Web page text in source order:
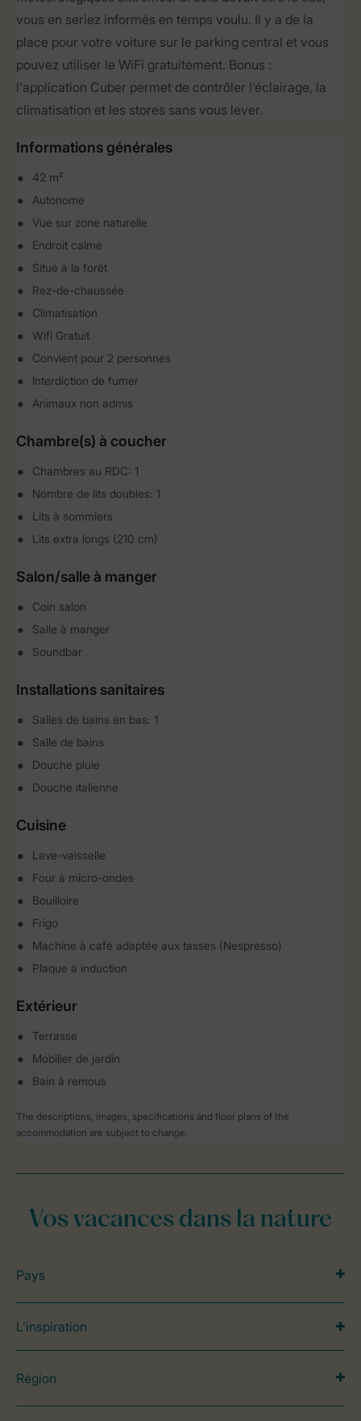
vous en seriez informés en temps voulu. Il y a de la
place pour votre voiture sur le parking central et vous
pouvez utiliser le WiFi gratuitement. Bonus :
l'application Cuber permet de contrôler l'éclairage, la
climatisation et les stores sans vous lever.
Informations générales
42 m²
Autonome
Vue sur zone naturelle
Endroit calme
Situé à la forêt
Rez-de-chaussée
Climatisation
Wifi Gratuit
Convient pour 2 personnes
Interdiction de fumer
Animaux non admis
Chambre(s) à coucher
Chambres au RDC: 1
Nombre de lits doubles: 1
Lits à sommiers
Lits extra longs (210 cm)
Salon/salle à manger
Coin salon
Salle à manger
Soundbar
Installations sanitaires
Salles de bains en bas: 1
Salle de bains
Douche pluie
Douche italienne
Cuisine
Lave-vaisselle
Four à micro-ondes
Bouilloire
Frigo
Machine à café adaptée aux tasses (Nespresso)
Plaque à induction
Extérieur
Terrasse
Mobilier de jardin
Bain à remous
The descriptions, images, specifications and floor plans of the
accommodation are subject to change.
Vos vacances dans la nature
Pays
L’inspiration
Région